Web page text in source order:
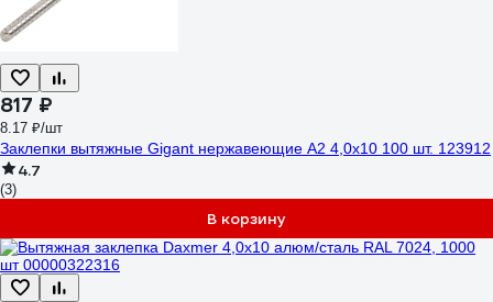
817 ₽
8.17 ₽/шт
Заклепки вытяжные Gigant нержавеющие А2 4,0x10 100 шт. 123912
4.7
(3)
В корзину